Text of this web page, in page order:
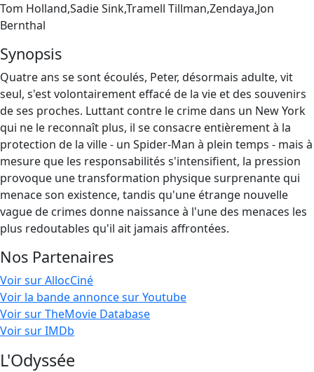
Tom Holland,Sadie Sink,Tramell Tillman,Zendaya,Jon
Bernthal
Synopsis
Quatre ans se sont écoulés, Peter, désormais adulte, vit
seul, s'est volontairement effacé de la vie et des souvenirs
de ses proches. Luttant contre le crime dans un New York
qui ne le reconnaît plus, il se consacre entièrement à la
protection de la ville - un Spider-Man à plein temps - mais à
mesure que les responsabilités s'intensifient, la pression
provoque une transformation physique surprenante qui
menace son existence, tandis qu'une étrange nouvelle
vague de crimes donne naissance à l'une des menaces les
plus redoutables qu'il ait jamais affrontées.
Nos Partenaires
Voir sur AllocCiné
Voir la bande annonce sur Youtube
Voir sur TheMovie Database
Voir sur IMDb
L'Odyssée